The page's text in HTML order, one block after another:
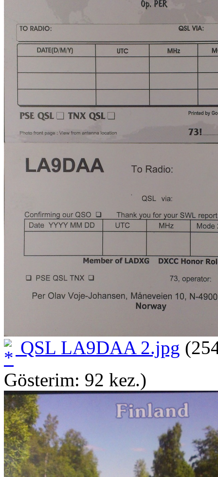
QSL LA9DAA 2.jpg
Gösterim: 92 kez.)